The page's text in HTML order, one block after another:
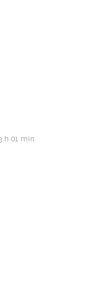
h 01 min